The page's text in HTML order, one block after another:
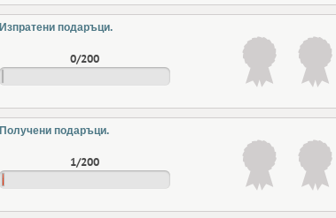
Изпратени подаръци.
0/200
Получени подаръци.
1/200